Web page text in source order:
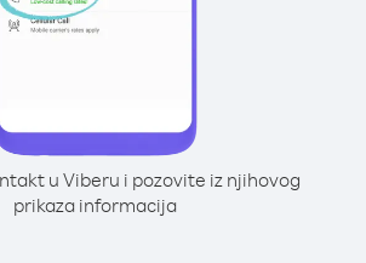
u Viberu i pozovite iz njihovog
prikaza informacija